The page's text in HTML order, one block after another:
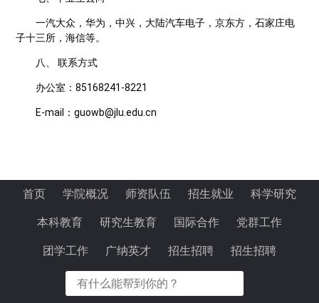
一汽大众，华为，中兴，大陆汽车电子，京东方，石家庄电
子十三所，海信等。
八、 联系方式
办公室：85168241-8221
E-mail：guowb@jlu.edu.cn
首页 学院概况 师资队伍 招生就业 科学研究
本科教育 研究生教育 国际合作 党群工作
团学工作 广纳英才 招生招聘 招生招聘